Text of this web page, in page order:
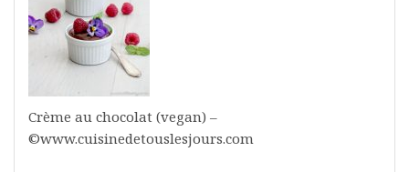
Crème au chocolat (vegan) –
©www.cuisinedetouslesjours.com